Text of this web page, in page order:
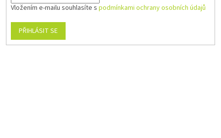
Vložením e-mailu souhlasíte s podmínkami ochrany osobních údajů
PŘIHLÁSIT SE